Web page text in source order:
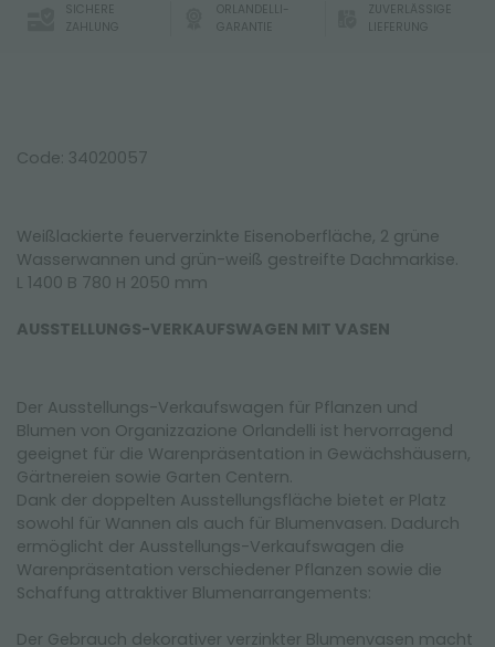
SICHERE
ZAHLUNG
ORLANDELLI-
GARANTIE
ZUVERLÄSSIGE
LIEFERUNG
Code: 34020057
Weißlackierte feuerverzinkte Eisenoberfläche, 2 grüne
Wasserwannen und grün-weiß gestreifte Dachmarkise.
L 1400 B 780 H 2050 mm
AUSSTELLUNGS-VERKAUFSWAGEN MIT VASEN
Der Ausstellungs-Verkaufswagen für Pflanzen und
Blumen von Organizzazione Orlandelli ist hervorragend
geeignet für die Warenpräsentation in Gewächshäusern,
Gärtnereien sowie Garten Centern.
Dank der doppelten Ausstellungsfläche bietet er Platz
sowohl für Wannen als auch für Blumenvasen. Dadurch
ermöglicht der Ausstellungs-Verkaufswagen die
Warenpräsentation verschiedener Pflanzen sowie die
Schaffung attraktiver Blumenarrangements:
Der Gebrauch dekorativer verzinkter Blumenvasen macht